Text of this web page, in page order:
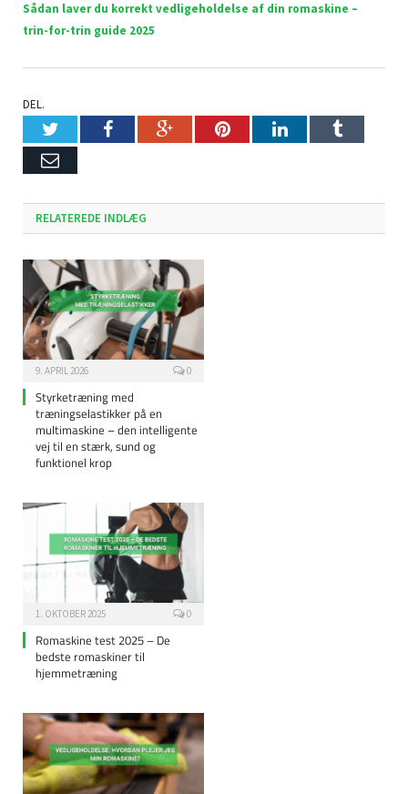
Sådan laver du korrekt vedligeholdelse af din romaskine –
trin-for-trin guide 2025
DEL.
TwitterFacebookGoogle+PinterestLinkedInTumblr
Email
RELATEREDE INDLÆG
9. APRIL 2026 0
Styrketræning med
træningselastikker på en
multimaskine – den intelligente
vej til en stærk, sund og
funktionel krop
1. OKTOBER 2025 0
Romaskine test 2025 – De
bedste romaskiner til
hjemmetræning